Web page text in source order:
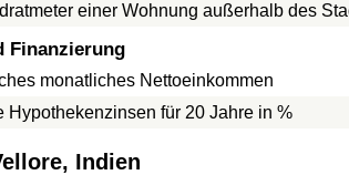
einer Wohnung außerhalb des
Finanzierung
monatliches Nettoeinkommen
Hypothekenzinsen für 20 Jahre in %
Indien